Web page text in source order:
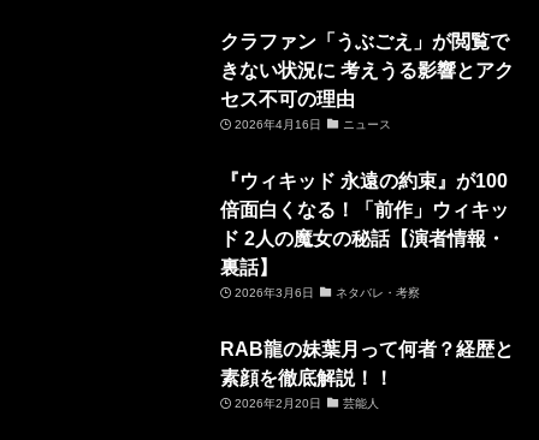
クラファン「うぶごえ」が閲覧で
きない状況に 考えうる影響とアク
セス不可の理由
2026年4月16日 ニュース
『ウィキッド 永遠の約束』が100
倍面白くなる！「前作」ウィキッ
ド 2人の魔女の秘話【演者情報・
裏話】
2026年3月6日 ネタバレ・考察
RAB龍の妹葉月って何者？経歴と
素顔を徹底解説！！
2026年2月20日 芸能人